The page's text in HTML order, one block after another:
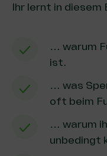
Ihr lernt in diesem
… warum
ist.
… was
oft beim
… warum
unbedingt